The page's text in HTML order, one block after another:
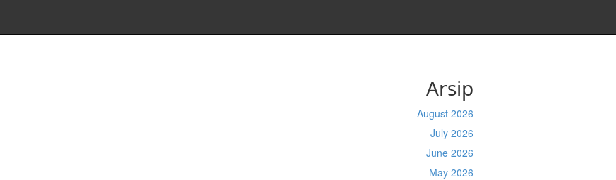
Arsip
August 2026
July 2026
June 2026
May 2026